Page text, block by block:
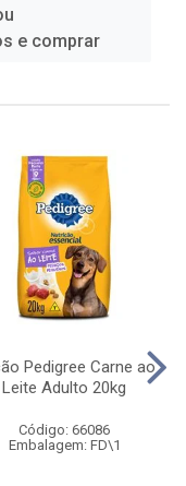
e comprar
Pedigree Carne ao
Leite Adulto 20kg
Código: 66086
Embalagem: FD\1